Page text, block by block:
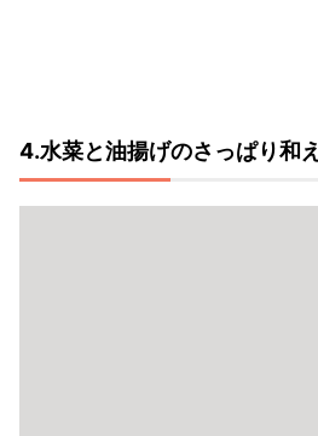
4.水菜と油揚げのさっぱり和え